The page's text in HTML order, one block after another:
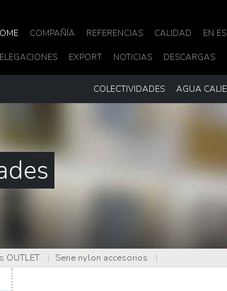
COMPAÑÍA REFERENCIAS CALIDAD EN
EXPORT NOTICIAS DESCARGAS
COLECTIVIDADES AGUA
OUTLET | Serie nylon accesorios |